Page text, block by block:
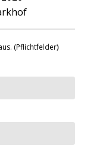
(Pflichtfelder)